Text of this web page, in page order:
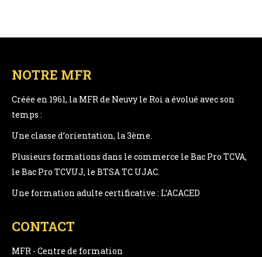
NOTRE MFR
Créée en 1961, la MFR de Neuvy le Roi a évolué avec son
temps :
Une classe d’orientation, la 3ème.
Plusieurs formations dans le commerce le Bac Pro TCVA,
le Bac Pro TCVUJ, le BTSA TC UJAC.
Une formation adulte certificative : L’ACACED
CONTACT
MFR - Centre de formation